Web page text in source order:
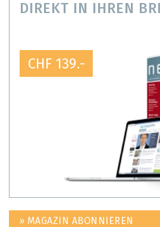
DIREKT IN IHREN
CHF 139.-
» MAGAZIN ABONNIEREN